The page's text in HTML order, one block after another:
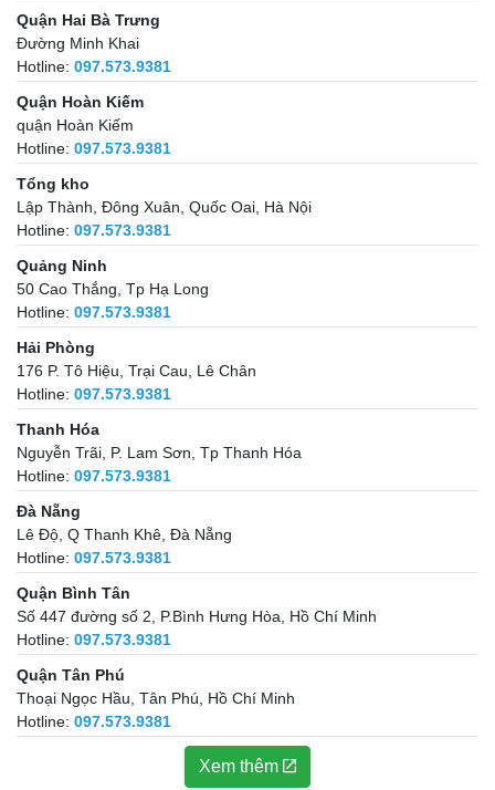
Quận Hai Bà Trưng
Đường Minh Khai
Hotline: 097.573.9381
Quận Hoàn Kiếm
quận Hoàn Kiếm
Hotline: 097.573.9381
Tổng kho
Lập Thành, Đông Xuân, Quốc Oai, Hà Nội
Hotline: 097.573.9381
Quảng Ninh
50 Cao Thắng, Tp Hạ Long
Hotline: 097.573.9381
Hải Phòng
176 P. Tô Hiệu, Trại Cau, Lê Chân
Hotline: 097.573.9381
Thanh Hóa
Nguyễn Trãi, P. Lam Sơn, Tp Thanh Hóa
Hotline: 097.573.9381
Đà Nẵng
Lê Độ, Q Thanh Khê, Đà Nẵng
Hotline: 097.573.9381
Quận Bình Tân
Số 447 đường số 2, P.Bình Hưng Hòa, Hồ Chí Minh
Hotline: 097.573.9381
Quận Tân Phú
Thoại Ngọc Hầu, Tân Phú, Hồ Chí Minh
Hotline: 097.573.9381
Xem thêm